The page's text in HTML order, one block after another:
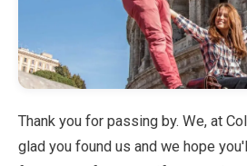
Thank you for passing by. We, at
glad you found us and we hope